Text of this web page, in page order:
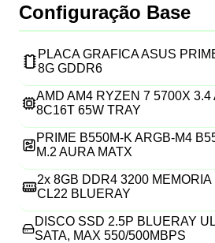
Configuração Base
PLACA GRAFICA ASUS
8G GDDR6
AMD AM4 RYZEN 7 5700X 3.4
8C16T 65W TRAY
PRIME B550M-K ARGB-M4
M.2 AURA MATX
2x 8GB DDR4 3200 MEMORIA
CL22 BLUERAY
DISCO SSD 2.5P BLUERAY
SATA, MAX 550/500MBPS